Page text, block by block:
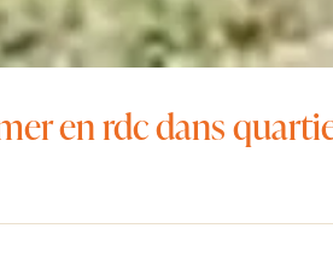
en rdc dans